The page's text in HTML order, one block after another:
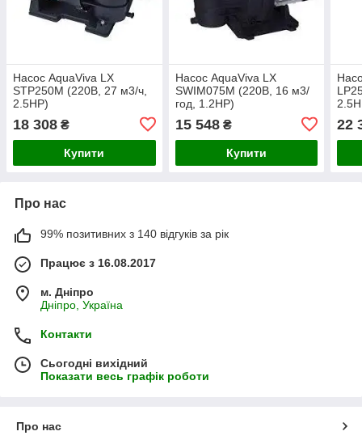
Насос AquaViva LX
STP250M (220В, 27 м3/ч,
2.5HP)
18 308 ₴
Купити
Насос AquaViva LX
SWIM075M (220В, 16 м3/
год, 1.2НР)
15 548₴
Купити
22
Про нас
99% позитивних з 140 відгуків за рік
Працює з 16.08.2017
м. Дніпро
Дніпро, Україна
Контакти
Сьогодні вихідний
Показати весь графік роботи
Про нас